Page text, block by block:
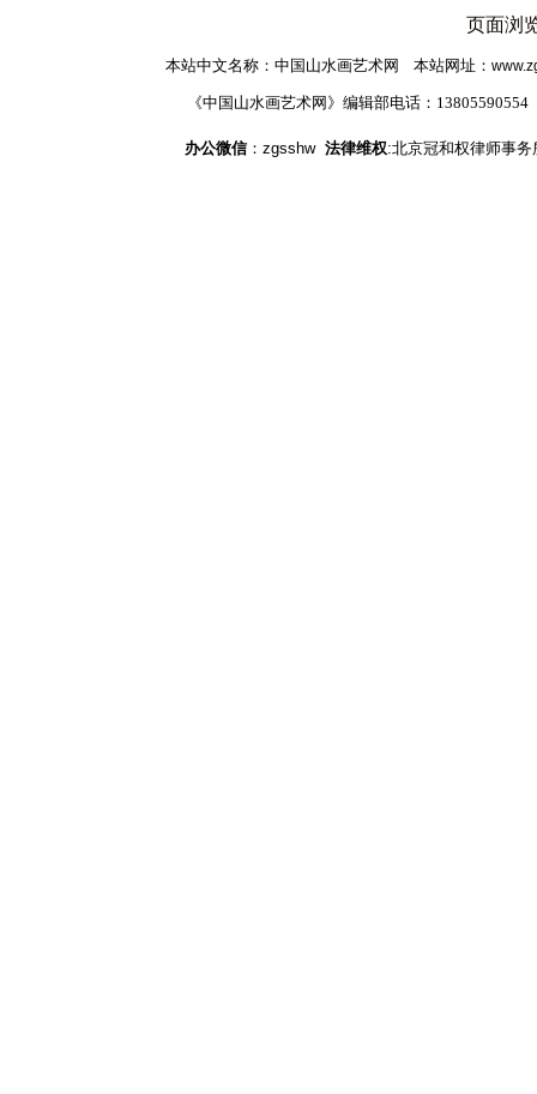
页面浏
本站中文名称：中国山水画艺术网 本站网址 ：
《中国山水画艺术网》编辑部电话：
办公微信：zgsshw 法律维权:北京冠和权律师事